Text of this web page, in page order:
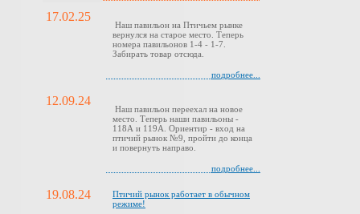
17.02.25
Наш павильон на Птичьем рынке
вернулся на старое место. Теперь
номера павильонов 1-4 - 1-7.
Забирать товар отсюда.
подробнее...
12.09.24
Наш павильон переехал на новое
место. Теперь наши павильоны -
118А и 119А. Ориентир - вход на
птичий рынок №9, пройти до конца
и повернуть направо.
подробнее...
19.08.24
Птичий рынок работает в обычном
режиме!